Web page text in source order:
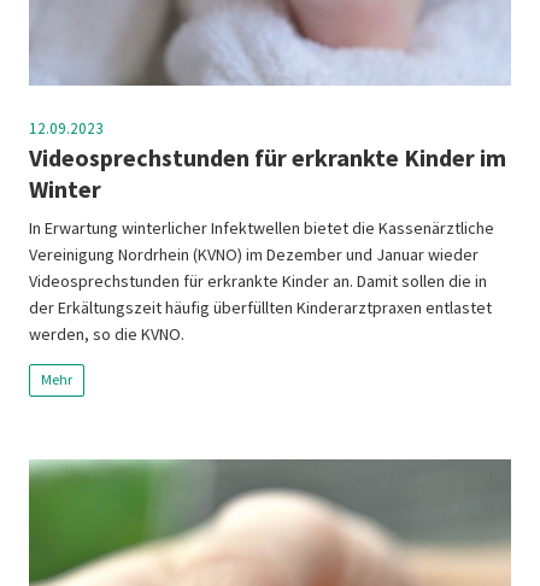
12.09.2023
Videosprechstunden für erkrankte Kinder im
Winter
In Erwartung winterlicher Infektwellen bietet die Kassenärztliche
Vereinigung Nordrhein (KVNO) im Dezember und Januar wieder
Videosprechstunden für erkrankte Kinder an. Damit sollen die in
der Erkältungszeit häufig überfüllten Kinderarztpraxen entlastet
werden, so die KVNO.
Mehr